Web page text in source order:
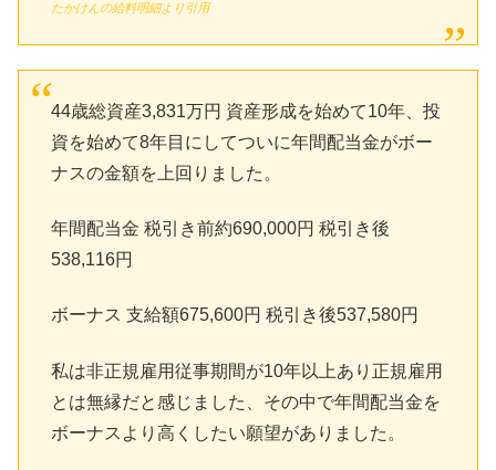
たかけんの給料明細より引用
44歳総資産3,831万円 資産形成を始めて10年、投
資を始めて8年目にしてついに年間配当金がボー
ナスの金額を上回りました。
年間配当金 税引き前約690,000円 税引き後
538,116円
ボーナス 支給額675,600円 税引き後537,580円
私は非正規雇用従事期間が10年以上あり正規雇用
とは無縁だと感じました、その中で年間配当金を
ボーナスより高くしたい願望がありました。